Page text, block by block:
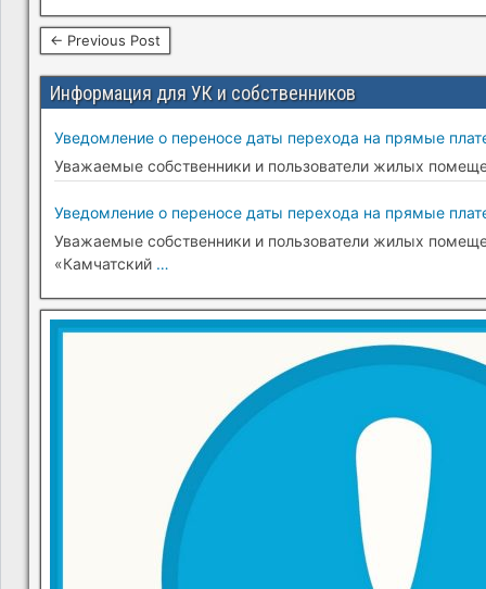
← Previous Post
Информация для УК и собственников
Уведомление о переносе даты перехода на прямые
Уважаемые собственники и пользователи жилых
Уведомление о переносе даты перехода на прямые
Уважаемые собственники и пользователи жилых
«Камчатский …